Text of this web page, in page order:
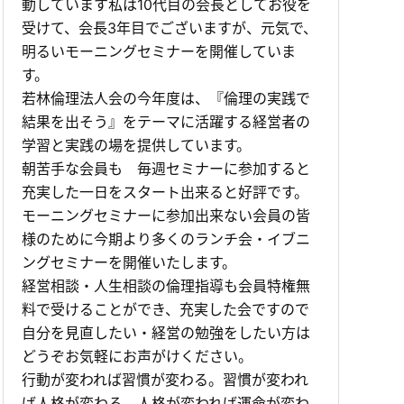
動しています私は10代目の会長としてお役を
受けて、会長3年目でございますが、元気で、
明るいモーニングセミナーを開催していま
す。
若林倫理法人会の今年度は、『倫理の実践で
結果を出そう』をテーマに活躍する経営者の
学習と実践の場を提供しています。
朝苦手な会員も 毎週セミナーに参加すると
充実した一日をスタート出来ると好評です。
モーニングセミナーに参加出来ない会員の皆
様のために今期より多くのランチ会・イブニ
ングセミナーを開催いたします。
経営相談・人生相談の倫理指導も会員特権無
料で受けることができ、充実した会ですので
自分を見直したい・経営の勉強をしたい方は
どうぞお気軽にお声がけください。
行動が変われば習慣が変わる。習慣が変われ